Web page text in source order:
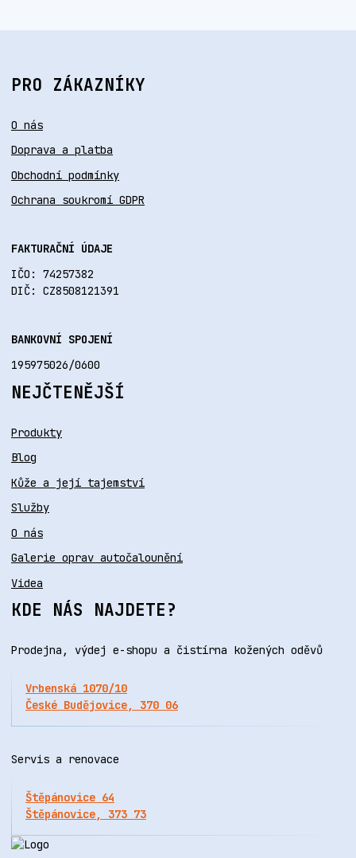
PRO ZÁKAZNÍKY
O nás
Doprava a platba
Obchodní podmínky
Ochrana soukromí GDPR
FAKTURAČNÍ ÚDAJE
IČO: 74257382
DIČ: CZ8508121391
BANKOVNÍ SPOJENÍ
195975026/0600
NEJČTENĚJŠÍ
Produkty
Blog
Kůže a její tajemství
Služby
O nás
Galerie oprav autočalounění
Videa
KDE NÁS NAJDETE?
Prodejna, výdej e-shopu a čistírna kožených oděvů
Vrbenská 1070/10
České Budějovice, 370 06
Servis a renovace
Štěpánovice 64
Štěpánovice, 373 73